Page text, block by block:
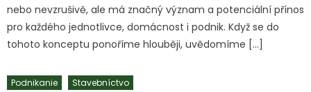
nebo nevzrušivě, ale má značný význam a potenciální přínos
pro každého jednotlivce, domácnost i podnik. Když se do
tohoto konceptu ponoříme hlouběji, uvědomíme […]
Podnikanie Stavebníctvo